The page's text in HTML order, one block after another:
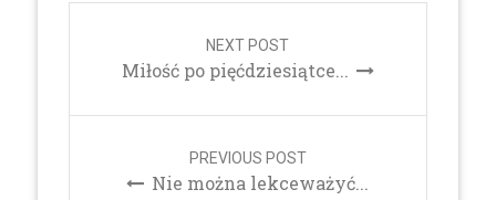
NEXT POST
Miłość po pięćdziesiątce...
PREVIOUS POST
Nie można lekceważyć...